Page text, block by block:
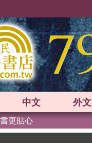
中文 外文
更貼心